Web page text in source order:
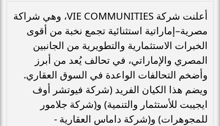
أعلنت شركة VIE COMMUNITIES، وهي شراكة
مصرية–إماراتية استثنائية تجمع نخبة من أقوى
الخبرات الاستثمارية والتطويرية من الجانبين
المصري والإماراتي، في تحالف يُعد من أبرز
وأضخم التحالفات الواعدة في السوق العقاري.
ويضم هذا الكيان الفريد (شركة فيوتشر أوف
ايجيبت للأستثمار والتنمية) و(شركة جلامور
للمجوهرات) و(شركة داماس العقارية -